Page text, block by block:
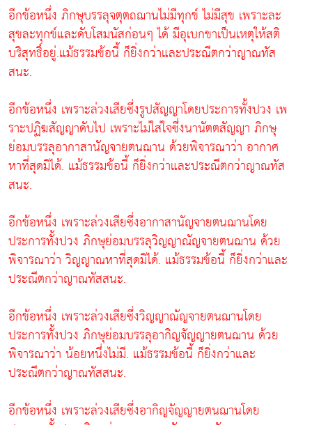
อีกข้อหนึ่ง ภิกษุบรรลุจตุตถฌานไม่มีทุกข์ ไม่มีสุข เพราะละ
สุขละทุกข์และดับโสมนัสก่อนๆ ได้ มีอุเบกขาเป็นเหตุให้สติ
บริสุทธิ์อยู่.แม้ธรรมข้อนี้ ก็ยิ่งกว่าและประณีตกว่าญาณทัส
สนะ.
อีกข้อหนึ่ง เพราะล่วงเสียซึ่งรูปสัญญาโดยประการทั้งปวง เพ
ราะปฏิฆสัญญาดับไป เพราะไม่ใส่ใจซึ่งนานัตตสัญญา ภิกษุ
ย่อมบรรลุอากาสานัญจายตนฌาน ด้วยพิจารณาว่า อากาศ
หาที่สุดมิได้. แม้ธรรมข้อนี้ ก็ยิ่งกว่าและประณีตกว่าญาณทัส
สนะ.
อีกข้อหนึ่ง เพราะล่วงเสียซึ่งอากาสานัญจายตนฌานโดย
ประการทั้งปวง ภิกษุย่อมบรรลุวิญญาณัญจายตนฌาน ด้วย
พิจารณาว่า วิญญาณหาที่สุดมิได้. แม้ธรรมข้อนี้ ก็ยิ่งกว่าและ
ประณีตกว่าญาณทัสสนะ.
อีกข้อหนึ่ง เพราะล่วงเสียซึ่งวิญญาณัญจายตนฌานโดย
ประการทั้งปวง ภิกษุย่อมบรรลุอากิญจัญญายตนฌาน ด้วย
พิจารณาว่า น้อยหนึ่งไม่มี. แม้ธรรมข้อนี้ ก็ยิ่งกว่าและ
ประณีตกว่าญาณทัสสนะ.
อีกข้อหนึ่ง เพราะล่วงเสียซึ่งอากิญจัญญายตนฌานโดย